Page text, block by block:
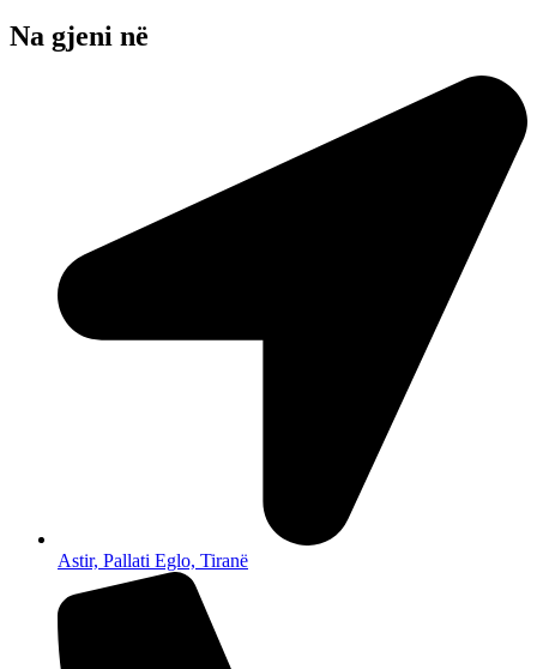
Na gjeni në
Astir, Pallati Eglo, Tiranë